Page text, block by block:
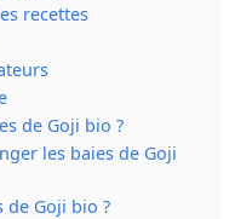
recettes
de Goji bio ?
les baies de Goji
de Goji bio ?